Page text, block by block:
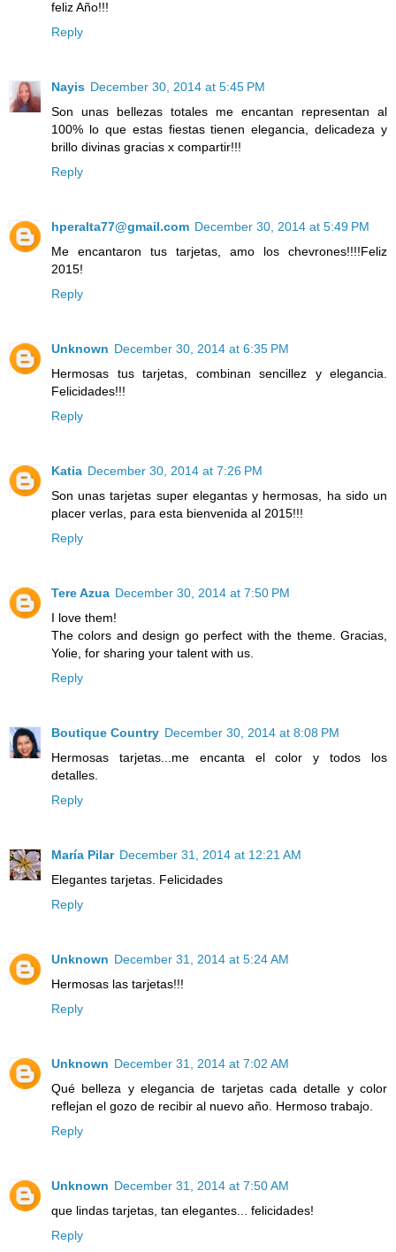
feliz Año!!!
Reply
Nayis December 30, 2014 at 5:45 PM
Son unas bellezas totales me encantan representan al
100% lo que estas fiestas tienen elegancia, delicadeza y
brillo divinas gracias x compartir!!!
Reply
hperalta77@gmail.com December 30, 2014 at 5:49 PM
Me encantaron tus tarjetas, amo los chevrones!!!!Feliz
2015!
Reply
Unknown December 30, 2014 at 6:35 PM
Hermosas tus tarjetas, combinan sencillez y elegancia.
Felicidades!!!
Reply
Katia December 30, 2014 at 7:26 PM
Son unas tarjetas super elegantas y hermosas, ha sido un
placer verlas, para esta bienvenida al 2015!!!
Reply
Tere Azua December 30, 2014 at 7:50 PM
I love them!
The colors and design go perfect with the theme. Gracias,
Yolie, for sharing your talent with us.
Reply
Boutique Country December 30, 2014 at 8:08 PM
Hermosas tarjetas...me encanta el color y todos los
detalles.
Reply
María Pilar December 31, 2014 at 12:21 AM
Elegantes tarjetas. Felicidades
Reply
Unknown December 31, 2014 at 5:24 AM
Hermosas las tarjetas!!!
Reply
Unknown December 31, 2014 at 7:02 AM
Qué belleza y elegancia de tarjetas cada detalle y color
reflejan el gozo de recibir al nuevo año. Hermoso trabajo.
Reply
Unknown December 31, 2014 at 7:50 AM
que lindas tarjetas, tan elegantes... felicidades!
Reply